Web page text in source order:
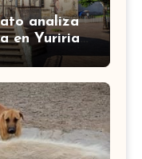
analiza
en Yuriria
la zona sur